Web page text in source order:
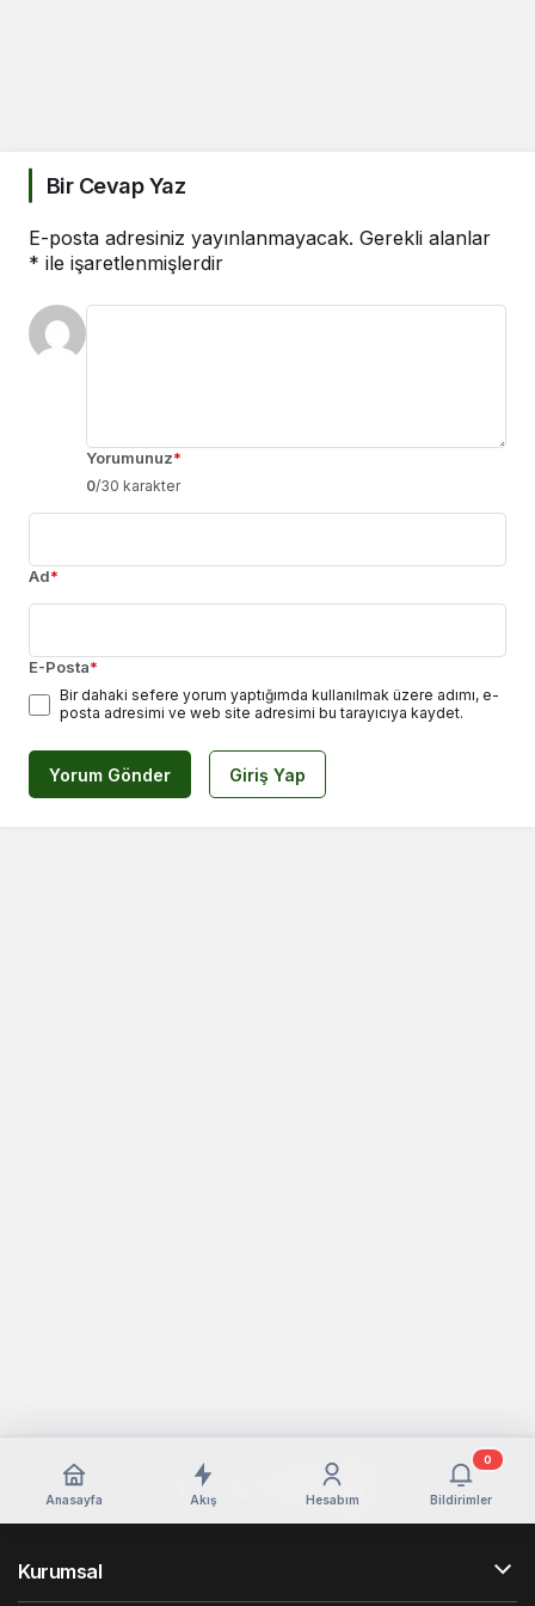
Bir Cevap Yaz
E-posta adresiniz yayınlanmayacak. Gerekli alanlar
* ile işaretlenmişlerdir
Yorumunuz*
0/30 karakter
Ad*
E-Posta*
Bir dahaki sefere yorum yaptığımda kullanılmak üzere adımı, e-
posta adresimi ve web site adresimi bu tarayıcıya kaydet.
Yorum Gönder Giriş Yap
Anasayfa Akış Hesabım Bildirimler
0
Kurumsal